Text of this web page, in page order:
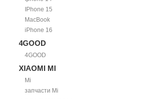
IPhone 15
MacBook
iPhone 16
4GOOD
4GOOD
XIAOMI MI
Mi
запчасти Mi